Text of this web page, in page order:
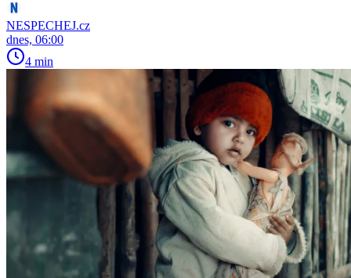
NESPECHEJ.cz
dnes, 06:00
4 min